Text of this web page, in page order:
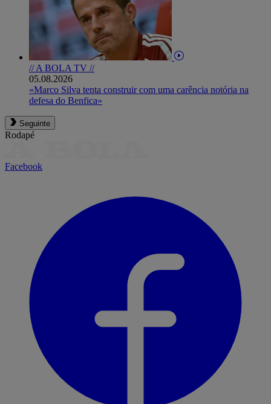
// A BOLA TV //
05.08.2026
«Marco Silva tenta construir com uma carência notória na
defesa do Benfica»
Seguinte
Rodapé
Facebook